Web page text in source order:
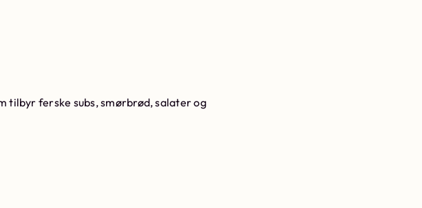
tilbyr ferske subs, smørbrød, salater og